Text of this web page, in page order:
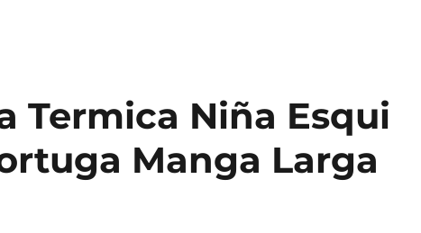
Termica Niña Esqui
Manga Larga